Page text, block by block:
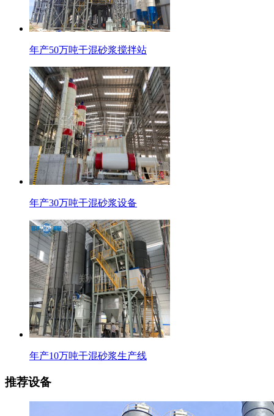
年产50万吨干混砂浆搅拌站
年产30万吨干混砂浆设备
年产10万吨干混砂浆生产线
推荐设备